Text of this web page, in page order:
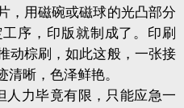
，用磁碗或磁球的光凸部分
序，印版就制成了。印刷
动棕刷，如此这般，一张接
晰，色泽鲜艳。
人力毕竟有限，只能应急一